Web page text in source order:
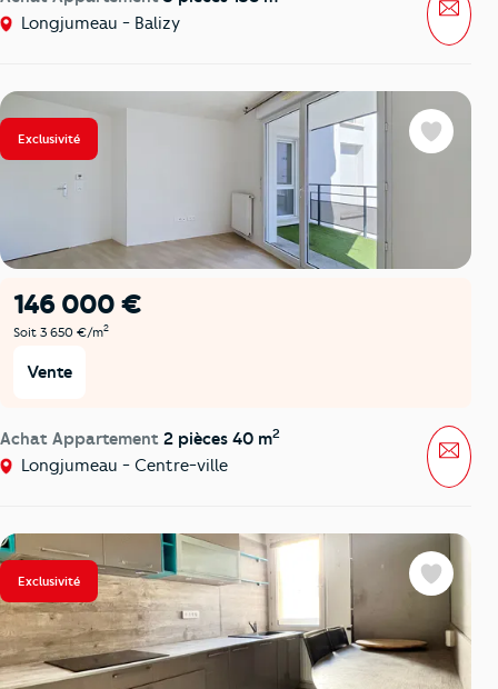
Longjumeau - Balizy
Exclusivité
146 000 €
Soit 3 650 €/m2
Vente
Achat Appartement 2 pièces 40 m2
Longjumeau - Centre-ville
Favoris
Exclusivité Favoris